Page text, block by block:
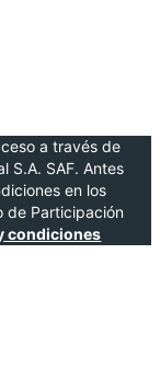
a través de
S.A. SAF. Antes
en los
de Participación
condiciones